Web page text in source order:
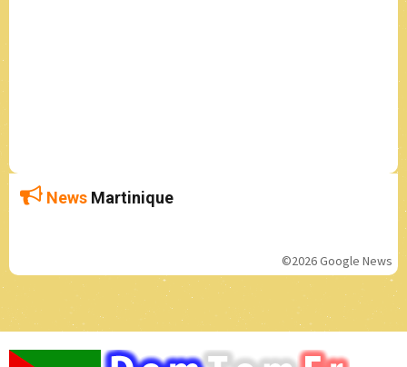
News Martinique
©2026 Google News